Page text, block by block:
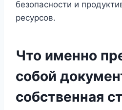
безопасности и
ресурсов.
Что именно
собой
собственная